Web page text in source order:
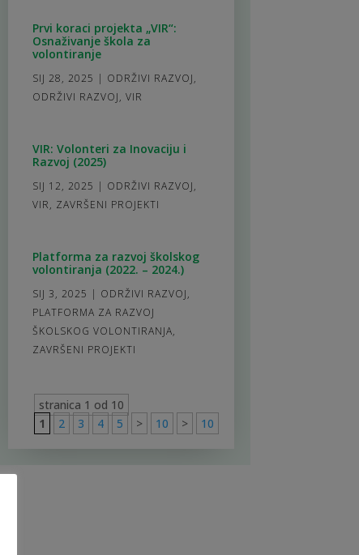
Prvi koraci projekta „VIR“:
Osnaživanje škola za
volontiranje
SIJ 28, 2025 | ODRŽIVI RAZVOJ,
ODRŽIVI RAZVOJ, VIR
VIR: Volonteri za Inovaciju i
Razvoj (2025)
SIJ 12, 2025 | ODRŽIVI RAZVOJ,
VIR, ZAVRŠENI PROJEKTI
Platforma za razvoj školskog
volontiranja (2022. – 2024.)
SIJ 3, 2025 | ODRŽIVI RAZVOJ,
PLATFORMA ZA RAZVOJ
ŠKOLSKOG VOLONTIRANJA,
ZAVRŠENI PROJEKTI
stranica 1 od 10
1
2 3 4 5 > 10 > 10